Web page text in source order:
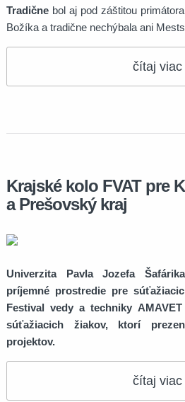
Tradične bol aj pod záštitou
Božíka a tradične nechýbala ani
čítaj viac
Krajské kolo FVAT pre
a Prešovský kraj
Univerzita Pavla Jozefa
príjemné prostredie pre
Festival vedy a techniky
súťažiacich žiakov, ktorí
projektov.
čítaj viac